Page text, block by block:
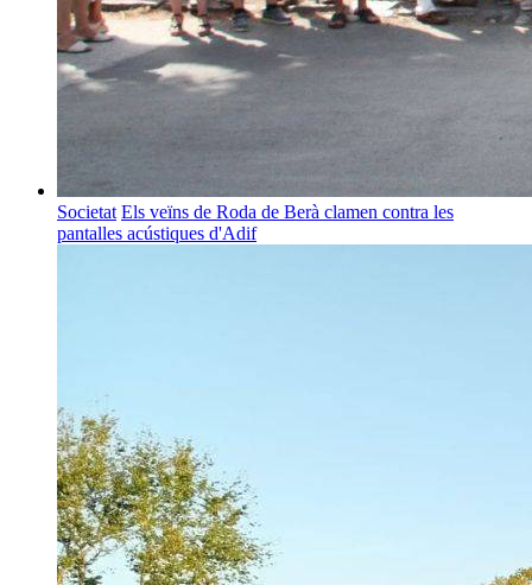
Societat Els veïns de Roda de Berà clamen contra les
pantalles acústiques d'Adif